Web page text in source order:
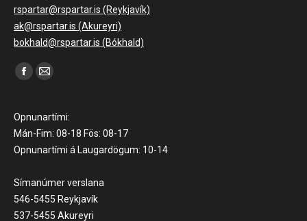
rspartar@rspartar.is (Reykjavík)
ak@rspartar.is (Akureyri)
bokhald@rspartar.is (Bókhald)
Find us on:
Facebook
opens
in
new
Mail
opens
in
new
Opnunartími:
Mán-Fim: 08-18 Fös: 08-17
Opnunartími á Laugardögum: 10-14
Símanúmer verslana
546-5455 Reykjavík
537-5455 Akureyri